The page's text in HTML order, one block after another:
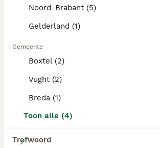
Noord-Brabant (5)
Gelderland (1)
Gemeente
Boxtel (2)
Vught (2)
Breda (1)
Toon alle (4)
Trefwoord
Lees onzeLabrador Retriever adviespagina